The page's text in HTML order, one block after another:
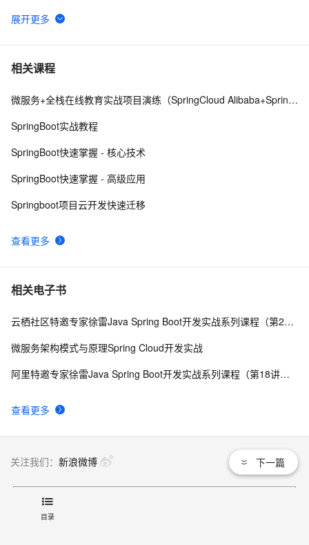
目录
6 spring quartz分布式任务计划
7 Spring5参考指南:JSR 330标准注解
8 第二章：SpringCloud 将微服务注册至Eureka 4
Cloud】之学习笔记（五）OpenFeign的使用
10WebService大讲堂之Axis2(7)：将Spring的装配
相关课程
查看更多
微服务+全栈在线教育实战项目演练（SpringCloud Alibaba+SpringBoot）
SpringBoot实战教程
SpringBoot快速掌握 - 核心技术
SpringBoot快速掌握 - 高级应用
Springboot项目云开发快速迁移
相关电子书
查看更多
云栖社区特邀专家徐雷Java Spring Boot开发实战系列课程（第20讲）：经典面试题与阿里等名企内部招聘求职面试技巧
微服务架构模式与原理Spring Cloud开发实战
阿里特邀专家徐雷Java Spring Boot开发实战系列课程（第18讲）：制作Java Docker镜像与推送到DockerHub和阿里云Docker仓库
下一篇
关注我们： 新浪微博